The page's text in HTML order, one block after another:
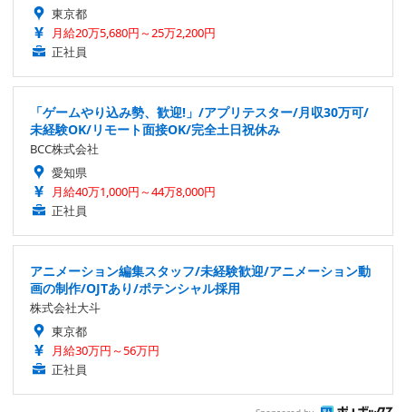
東京都
月給20万5,680円～25万2,200円
正社員
「ゲームやり込み勢、歓迎!」/アプリテスター/月収30万可/
未経験OK/リモート面接OK/完全土日祝休み
BCC株式会社
愛知県
月給40万1,000円～44万8,000円
正社員
アニメーション編集スタッフ/未経験歓迎/アニメーション動
画の制作/OJTあり/ポテンシャル採用
株式会社大斗
東京都
月給30万円～56万円
正社員